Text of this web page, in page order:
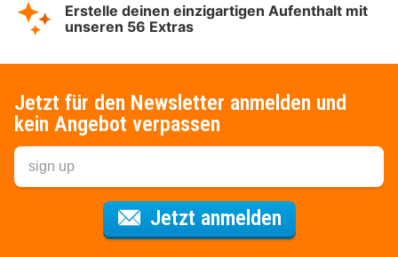
Erstelle deinen einzigartigen Aufenthalt mit
unseren 56 Extras
Jetzt für den Newsletter anmelden und
kein Angebot verpassen
Jetzt anmeldenFür den